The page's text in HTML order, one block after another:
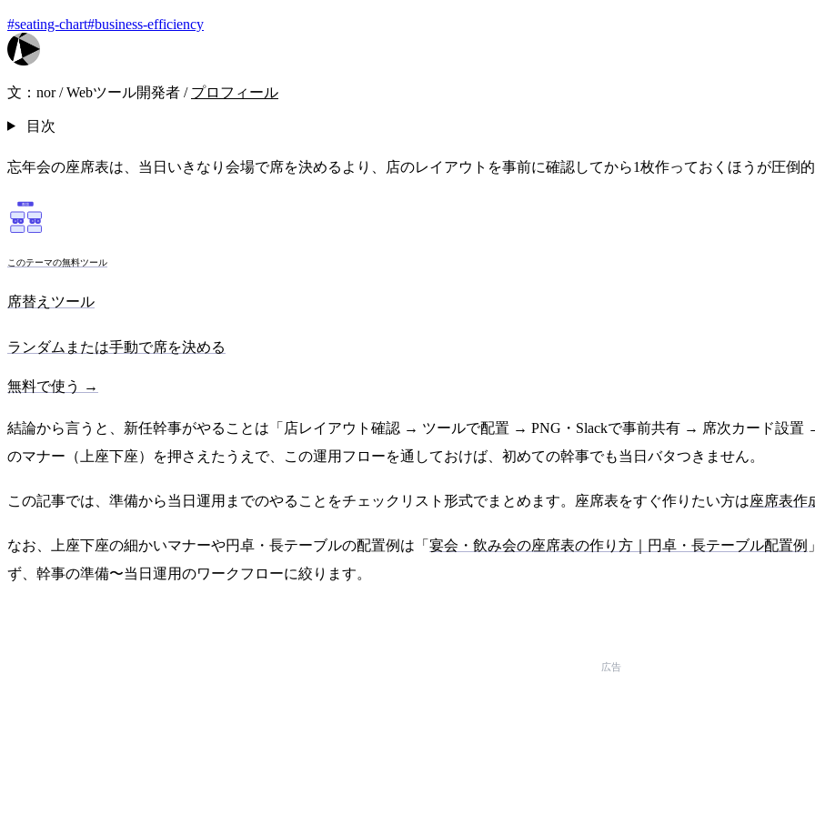
#seating-chart#business-efficiency
文： nor /Webツール開発者 / プロフィール
目次
忘年会の座席表は、当日いきなり会場で席を決めるより、店のレイアウトを事前に確認してから1枚作っておくほうが圧倒的
教壇
A B C D
このテーマの無料ツール
席替えツール
ランダムまたは手動で席を決める
無料で使う →
結論から言うと、新任幹事がやることは「店レイアウト確認 → ツールで配置 → PNG・Slackで事前共有 → 席次カード設
のマナー（上座下座）を押さえたうえで、この運用フローを通しておけば、初めての幹事でも当日バタつきません。
この記事では、準備から当日運用までのやることをチェックリスト形式でまとめます。座席表をすぐ作りたい方は座席表作
なお、上座下座の細かいマナーや円卓・長テーブルの配置例は「 宴会・飲み会の座席表の作り方｜円卓・長テーブル配置例
ず、幹事の準備〜当日運用のワークフローに絞ります。
広告